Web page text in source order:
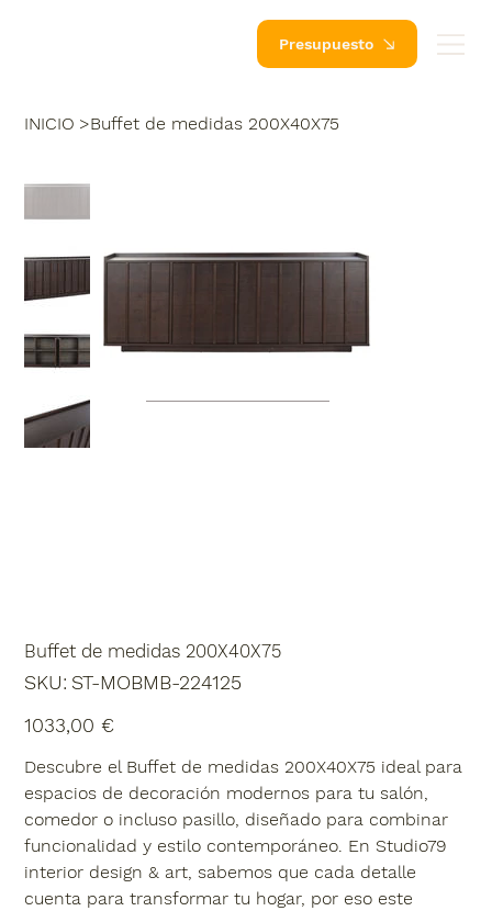
Presupuesto
INICIO >Buffet de medidas 200X40X75
Buffet de medidas 200X40X75
SKU: SKU
ST-
ST-MOBMB-224125
1033,00 €
Descubre el Buffet de medidas 200X40X75 ideal para
espacios de decoración modernos para tu salón,
comedor o incluso pasillo, diseñado para combinar
funcionalidad y estilo contemporáneo. En Studio79
interior design & art, sabemos que cada detalle
cuenta para transformar tu hogar, por eso este